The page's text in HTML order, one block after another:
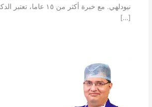
نيودلهي. مع خبرة أكثر من ١٥
[…]